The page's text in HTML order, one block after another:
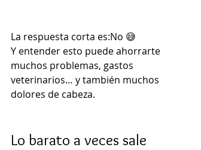
La respuesta corta es:No 😅
Y entender esto puede ahorrarte
muchos problemas, gastos
veterinarios… y también muchos
dolores de cabeza.
Lo barato a veces sale